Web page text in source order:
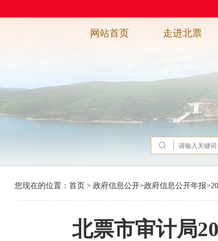
网站首页 走进北票
您现在的位置： 首页 > 政府信息公开>政府信息公开年报>
北票市审计局